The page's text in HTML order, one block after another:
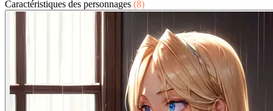
Caractéristiques des personnages (8)